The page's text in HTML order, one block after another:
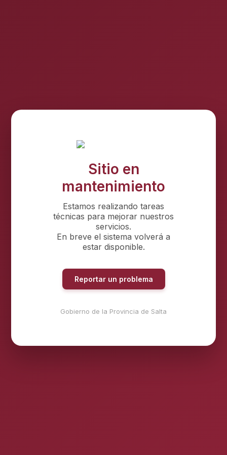
Sitio en
mantenimiento
Estamos realizando tareas
técnicas para mejorar nuestros
servicios.
En breve el sistema volverá a
estar disponible.
Reportar un problema
Gobierno de la Provincia de Salta